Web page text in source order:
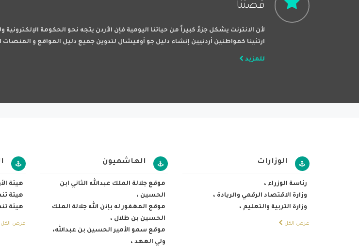
قصتنا
لأن الانترنت يشكل جزءً كبيراً من حياتنا اليومية فإن الأردن يتجه نحو الحكومة
ارتئينا كمواطنين أردنيين إنشاء دليل جو أوفيشال لتدوين جميع دليل المواقع و المنصات
للمزيد
الوزارات
رئاسة الوزراء ،
وزارة الاقتصاد الرقمي والريادة ،
وزارة التربية والتعليم ،
عرض الكل
الهاشميون
موقع جلالة الملك عبدالله الثاني ابن
الحسين ،
موقع المغفور له بإذن الله جلالة الملك
الحسين بن طلال ،
موقع سمو الأمير الحسين بن عبدالله،
ولي العهد ،
هيئة
هيئة
هيئة
عرض الكل